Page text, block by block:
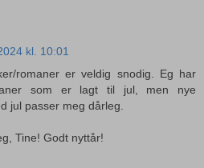
kl. 10:01
romaner er veldig snodig. Eg har
som er lagt til jul, men nye
jul passer meg dårleg.
Tine! Godt nyttår!